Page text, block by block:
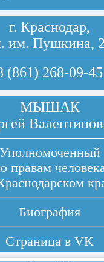
г. Краснодар,
им. Пушкина,
(861) 268-09-45
МЫШАК
Уполномоченный
правам
Биография
Страница в VK